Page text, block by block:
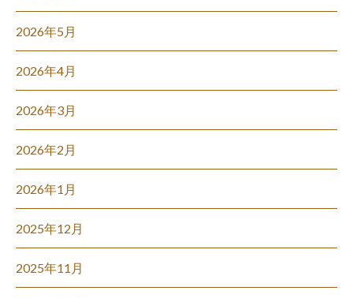
2026年5月
2026年4月
2026年3月
2026年2月
2026年1月
2025年12月
2025年11月